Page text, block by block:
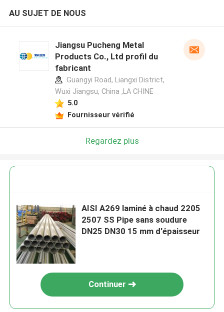
AU SUJET DE NOUS
Jiangsu Pucheng Metal
Products Co., Ltd profil du
fabricant
Guangyi Road, Liangxi District,
Wuxi Jiangsu, China ,LA CHINE
5.0
Fournisseur vérifié
Regardez plus
AISI A269 laminé à chaud 2205
2507 SS Pipe sans soudure
DN25 DN30 15 mm d'épaisseur
Continuer